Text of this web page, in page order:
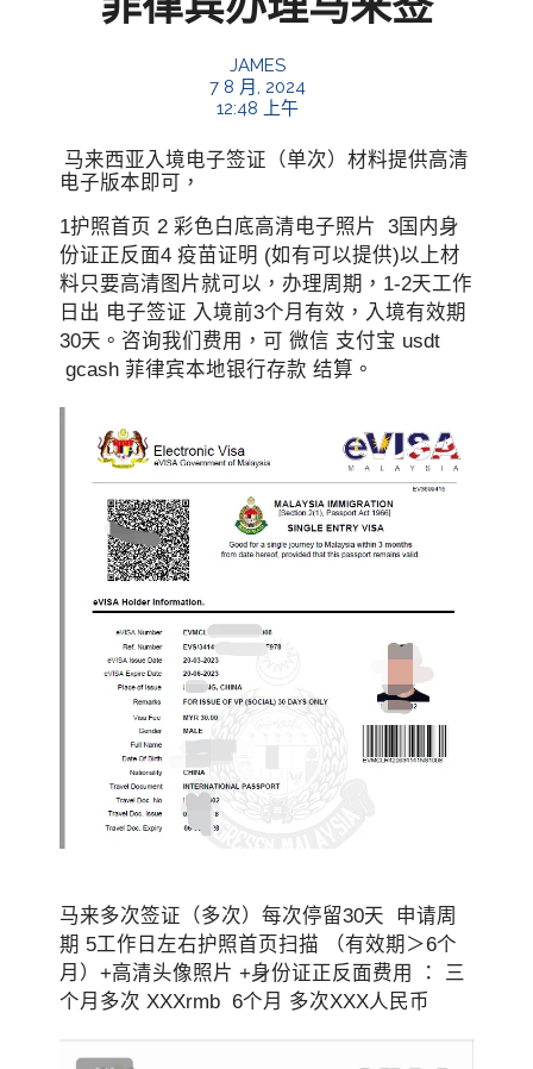
JAMES
7 8 月, 2024
12:48 上午
马来西亚入境电子签证（单次）材料提供高清
电子版本即可，
1护照首页 2 彩色白底高清电子照片 3国内身
份证正反面4 疫苗证明 (如有可以提供)以上材
料只要高清图片就可以，办理周期，1-2天工作
日出 电子签证 入境前3个月有效，入境有效期
30天。咨询我们费用，可 微信 支付宝 usdt
gcash 菲律宾本地银行存款 结算。
马来多次签证（多次）每次停留30天 申请周
期 5工作日左右护照首页扫描 （有效期＞6个
月）+高清头像照片 +身份证正反面费用 ： 三
个月多次 XXXrmb 6个月 多次XXX人民币